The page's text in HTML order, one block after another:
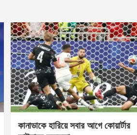
কানাডাকে হারিয়ে সবার আগে কোয়ার্টার